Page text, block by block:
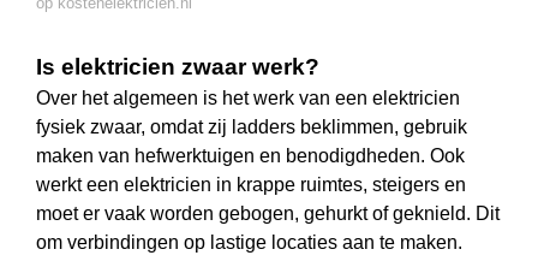
Is elektricien zwaar werk?
Over het algemeen is het werk van een elektricien
fysiek zwaar, omdat zij ladders beklimmen, gebruik
maken van hefwerktuigen en benodigdheden. Ook
werkt een elektricien in krappe ruimtes, steigers en
moet er vaak worden gebogen, gehurkt of geknield. Dit
om verbindingen op lastige locaties aan te maken.